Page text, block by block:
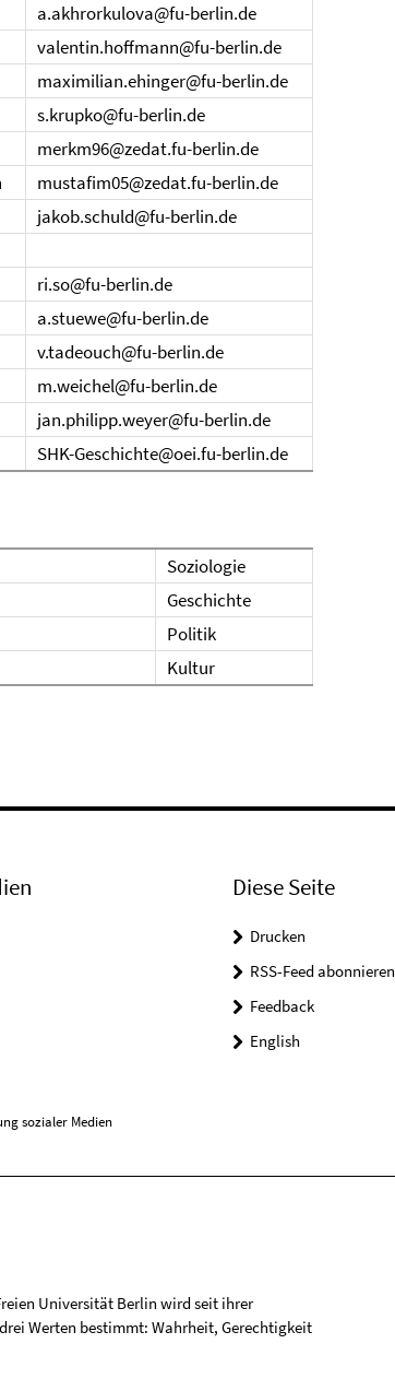
a.akhrorkulova@fu-berlin.de
valentin.hoffmann@fu-berlin.de
maximilian.ehinger@fu-berlin.de
s.krupko@fu-berlin.de
merkm96@zedat.fu-berlin.de
mustafim05@zedat.fu-berlin.de
jakob.schuld@fu-berlin.de
ri.so@fu-berlin.de
a.stuewe@fu-berlin.de
v.tadeouch@fu-berlin.de
m.weichel@fu-berlin.de
jan.philipp.weyer@fu-berlin.de
SHK-Geschichte@oei.fu-berlin.de
Soziologie
Geschichte
Politik
Kultur
sozialer Medien
Diese Seite
Drucken
RSS-Feed abonnieren
Feedback
English
Universität Berlin wird seit ihrer
Werten bestimmt: Wahrheit, Gerechtigkeit